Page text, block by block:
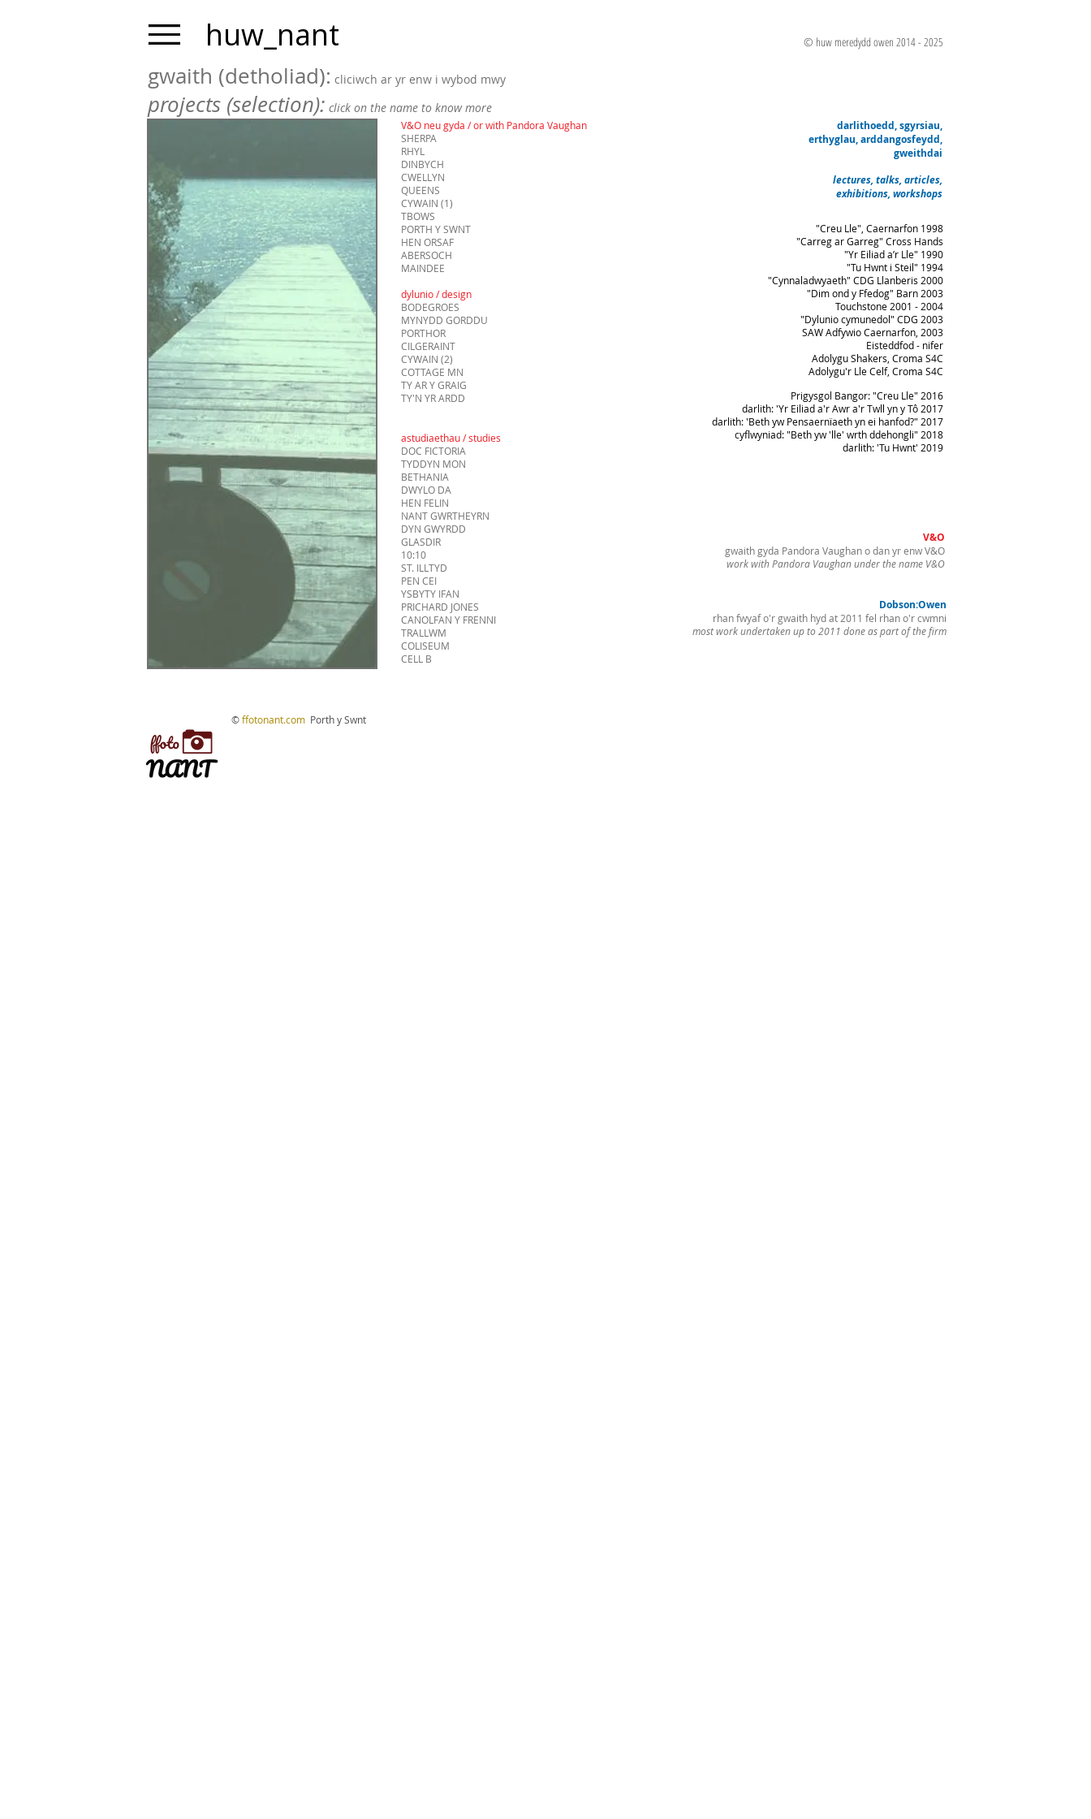
huw_nant © huw meredydd owen 2014 - 2025
gwaith (detholiad): cliciwch ar yr enw i wybod mwy
projects (selection): click on the name to know more
V&O neu gyda / or with Pandora Vaughan
SHERPA
RHYL
DINBYCH
CWELLYN
QUEENS
CYWAIN (1)
TBOWS
PORTH Y SWNT
HEN ORSAF
ABERSOCH
MAINDEE
dylunio / design
BODEGROES
MYNYDD GORDDU
PORTHOR
CILGERAINT
CYWAIN (2)
COTTAGE MN
TY AR Y GRAIG
TY'N YR ARDD
astudiaethau / studies
DOC FICTORIA
TYDDYN MON
BETHANIA
DWYLO DA
HEN FELIN
NANT GWRTHEYRN
DYN GWYRDD
GLASDIR
10:10
ST. ILLTYD
PEN CEI
YSBYTY IFAN
PRICHARD JONES
CANOLFAN Y FRENNI
TRALLWM
COLISEUM
CELL B
Dobson:Owen
rhan fwyaf o'r gwaith hyd at 2011 fel rhan o'r cwmni
most work undertaken up to 2011 done as part of the firm
V&O
gwaith gyda Pandora Vaughan o dan yr enw V&O
work with Pandora Vaughan under the name V&O
"Creu Lle", Caernarfon 1998
"Carreg ar Garreg" Cross Hands
"Yr Eiliad a’r Lle" 1990
"Tu Hwnt i Steil" 1994
"Cynnaladwyaeth" CDG Llanberis 2000
"Dim ond y Ffedog" Barn 2003
Touchstone 2001 - 2004
"Dylunio cymunedol" CDG 2003
SAWAdfywio Caernarfon, 2003
Eisteddfod - nifer
Adolygu Shakers, Croma S4C
Adolygu'r Lle Celf, Croma S4C
Prigysgol Bangor: "Creu Lle" 2016
darlith: 'Yr Eiliad a'r Awr a'r Twll yn y Tô 2017
darlith: 'Beth yw Pensaernïaeth yn ei hanfod?" 2017
cyflwyniad: "Beth yw 'lle' wrth ddehongli" 2018
darlith: 'Tu Hwnt' 2019
darlithoedd, sgyrsiau,
erthyglau, arddangosfeydd,
gweithdai
lectures, talks, articles,
exhibitions, workshops
©ffotonant.com Porth y Swnt